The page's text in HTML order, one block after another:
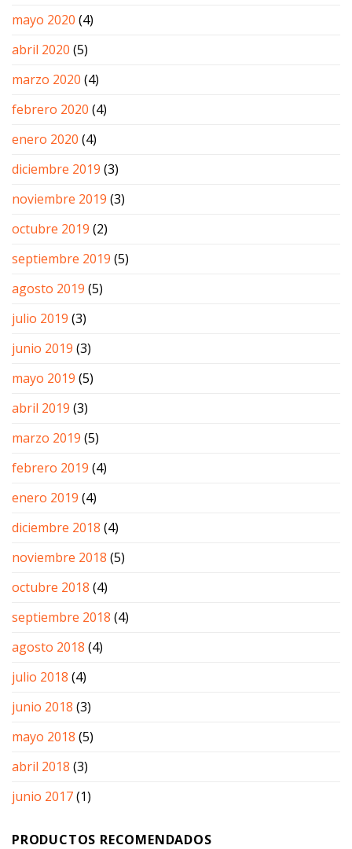
mayo 2020 (4)
abril 2020 (5)
marzo 2020 (4)
febrero 2020 (4)
enero 2020 (4)
diciembre 2019 (3)
noviembre 2019 (3)
octubre 2019 (2)
septiembre 2019 (5)
agosto 2019 (5)
julio 2019 (3)
junio 2019 (3)
mayo 2019 (5)
abril 2019 (3)
marzo 2019 (5)
febrero 2019 (4)
enero 2019 (4)
diciembre 2018 (4)
noviembre 2018 (5)
octubre 2018 (4)
septiembre 2018 (4)
agosto 2018 (4)
julio 2018 (4)
junio 2018 (3)
mayo 2018 (5)
abril 2018 (3)
junio 2017(1)
PRODUCTOS RECOMENDADOS